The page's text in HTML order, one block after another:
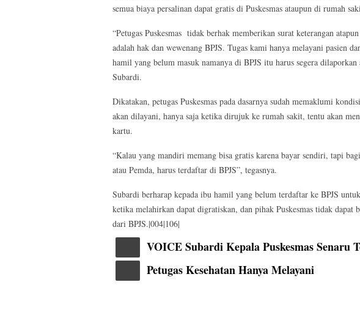
semua biaya persalinan dapat gratis di Puskesmas ataupun di rumah
“Petugas Puskesmas tidak berhak memberikan surat keterangan
adalah hak dan wewenang BPJS. Tugas kami hanya melayani pasien
hamil yang belum masuk namanya di BPJS itu harus segera
Subardi.
Dikatakan, petugas Puskesmas pada dasarnya sudah memaklumi
akan dilayani, hanya saja ketika dirujuk ke rumah sakit, tentu akan
kartu.
“Kalau yang mandiri memang bisa gratis karena bayar sendiri, tapi
atau Pemda, harus terdaftar di BPJS”, tegasnya.
Subardi berharap kepada ibu hamil yang belum terdaftar ke BPJS
ketika melahirkan dapat digratiskan, dan pihak Puskesmas tidak dapat
dari BPJS.|004|106|
VOICE Subardi Kepala Puskesmas Senaru
Petugas Kesehatan Hanya Melayani